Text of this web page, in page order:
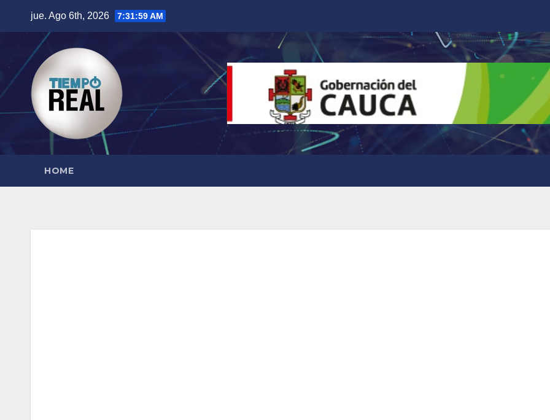
contenido
jue. Ago 6th, 2026 7:32:00 AM
HOME